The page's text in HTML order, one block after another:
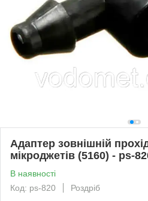
Адаптер зовнішній
мікроджетів (5160) - ps-
В наявності
Код: ps-820
Роздріб